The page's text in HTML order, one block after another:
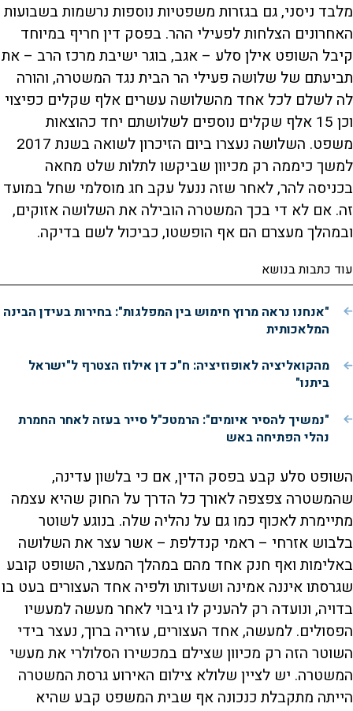
מלבד ניסני, גם בגזרות משפטיות נוספות נרשמות בשבועות
האחרונים הצלחות לפעילי ההר. בפסק דין חריף במיוחד
קיבל השופט אילן סלע – אגב, בוגר ישיבת מרכז הרב – את
תביעתם של שלושה פעילי הר הבית נגד המשטרה, והורה
לה לשלם לכל אחד מהשלושה עשרים אלף שקלים כפיצוי
וכן 15 אלף שקלים נוספים לשלושתם יחד כהוצאות
משפט. השלושה נעצרו ביום הזיכרון לשואה בשנת 2017
למשך כיממה רק מכיוון שביקשו לתלות שלט מחאה
בכניסה להר, לאחר שזה ננעל עקב חג מוסלמי שחל במועד
זה. אם לא די בכך המשטרה הובילה את השלושה אזוקים,
ובמהלך מעצרם הם אף הופשטו, כביכול לשם בדיקה.
עוד כתבות בנושא
"אנחנו נראה מרוץ חימוש בין המפלגות": בחירות בעידן הבינה
המלאכותית
מהקואליציה לאופוזיציה: ח"כ דן אילוז הצטרף ל"ישראל
ביתנו"
"נמשיך להסיר איומים": הרמטכ"ל סייר בעזה לאחר החמרת
נהלי הפתיחה באש
השופט סלע קבע בפסק הדין, אם כי בלשון עדינה,
שהמשטרה צפצפה לאורך כל הדרך על החוק שהיא עצמה
מתיימרת לאכוף כמו גם על נהליה שלה. בנוגע לשוטר
בלבוש אזרחי – ראמי קנדלפת – אשר עצר את השלושה
באלימות ואף חנק אחד מהם במהלך המעצר, השופט קובע
שגרסתו איננה אמינה ושעדותו ולפיה אחד העצורים בעט בו
בדויה, ונועדה רק להעניק לו גיבוי לאחר מעשה למעשיו
הפסולים. למעשה, אחד העצורים, עזריה ברוך, נעצר בידי
השוטר הזה רק מכיוון שצילם במכשירו הסלולרי את מעשי
המשטרה. יש לציין שלולא צילום האירוע גרסת המשטרה
הייתה מתקבלת כנכונה אף שבית המשפט קבע שהיא